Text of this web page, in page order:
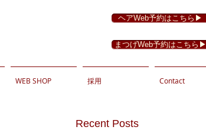
ヘアWeb予約はこちら▶︎
まつげWeb予約はこちら▶︎
WEB SHOP 採用 Contact
Recent Posts